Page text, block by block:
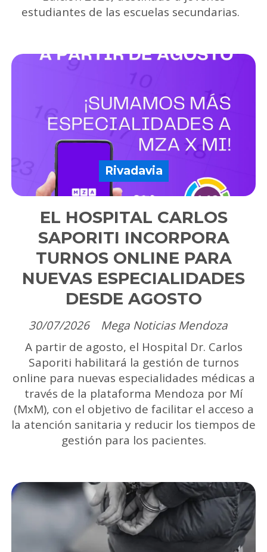
estudiantes de las escuelas secundarias.
EL HOSPITAL CARLOS
SAPORITI INCORPORA
TURNOS ONLINE PARA
NUEVAS ESPECIALIDADES
DESDE AGOSTO
Mega Noticias Mendoza
Rivadavia
30/07/2026
A partir de agosto, el Hospital Dr. Carlos
Saporiti habilitará la gestión de turnos
online para nuevas especialidades médicas a
través de la plataforma Mendoza por Mí
(MxM), con el objetivo de facilitar el acceso a
la atención sanitaria y reducir los tiempos de
gestión para los pacientes.